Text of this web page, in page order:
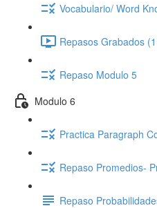
Vocabulario/ Word
Repasos Grabados
Repaso Modulo 5
Modulo 6
Practica Paragraph
Repaso Promedios-
Repaso